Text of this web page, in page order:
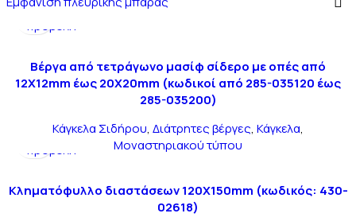
Γρήγορη
προβολή
Bέργα από τετράγωνο μασίφ σίδερο με οπές από
12Χ12mm έως 20Χ20mm (κωδικοί από 285-035120 έως
285-035200)
Κάγκελα Σιδήρου, Διάτρητες βέργες, Κάγκελα,
Μοναστηριακού τύπου
Γρήγορη
προβολή
Kληματόφυλλο διαστάσεων 120Χ150mm (κωδικός: 430-
02618)